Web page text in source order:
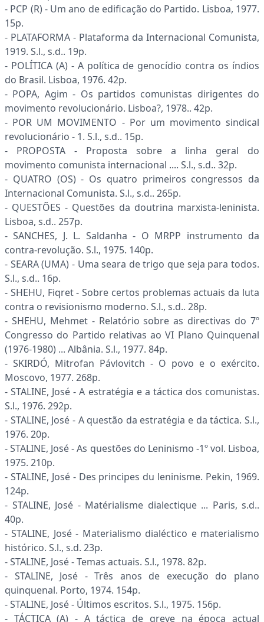
- PCP (R) - Um ano de edificação do Partido. Lisboa, 1977.
15p.
- PLATAFORMA - Plataforma da Internacional Comunista,
1919. S.l., s.d.. 19p.
- POLÍTICA (A) - A política de genocídio contra os índios
do Brasil. Lisboa, 1976. 42p.
- POPA, Agim - Os partidos comunistas dirigentes do
movimento revolucionário. Lisboa?, 1978.. 42p.
- POR UM MOVIMENTO - Por um movimento sindical
revolucionário - 1. S.l., s.d.. 15p.
- PROPOSTA - Proposta sobre a linha geral do
movimento comunista internacional .... S.l., s.d.. 32p.
- QUATRO (OS) - Os quatro primeiros congressos da
Internacional Comunista. S.l., s.d.. 265p.
- QUESTÕES - Questões da doutrina marxista-leninista.
Lisboa, s.d.. 257p.
- SANCHES, J. L. Saldanha - O MRPP instrumento da
contra-revolução. S.l., 1975. 140p.
- SEARA (UMA) - Uma seara de trigo que seja para todos.
S.l., s.d.. 16p.
- SHEHU, Fiqret - Sobre certos problemas actuais da luta
contra o revisionismo moderno. S.l., s.d.. 28p.
- SHEHU, Mehmet - Relatório sobre as directivas do 7º
Congresso do Partido relativas ao VI Plano Quinquenal
(1976-1980) ... Albânia. S.l., 1977. 84p.
- SKIRDÓ, Mitrofan Pávlovitch - O povo e o exército.
Moscovo, 1977. 268p.
- STALINE, José - A estratégia e a táctica dos comunistas.
S.l., 1976. 292p.
- STALINE, José - A questão da estratégia e da táctica. S.l.,
1976. 20p.
- STALINE, José - As questões do Leninismo -1º vol. Lisboa,
1975. 210p.
- STALINE, José - Des principes du leninisme. Pekin, 1969.
124p.
- STALINE, José - Matérialisme dialectique ... Paris, s.d..
40p.
- STALINE, José - Materialismo dialéctico e materialismo
histórico. S.l., s.d. 23p.
- STALINE, José - Temas actuais. S.l., 1978. 82p.
- STALINE, José - Três anos de execução do plano
quinquenal. Porto, 1974. 154p.
- STALINE, José - Últimos escritos. S.l., 1975. 156p.
- TÁCTICA (A) - A táctica de greve na época actual